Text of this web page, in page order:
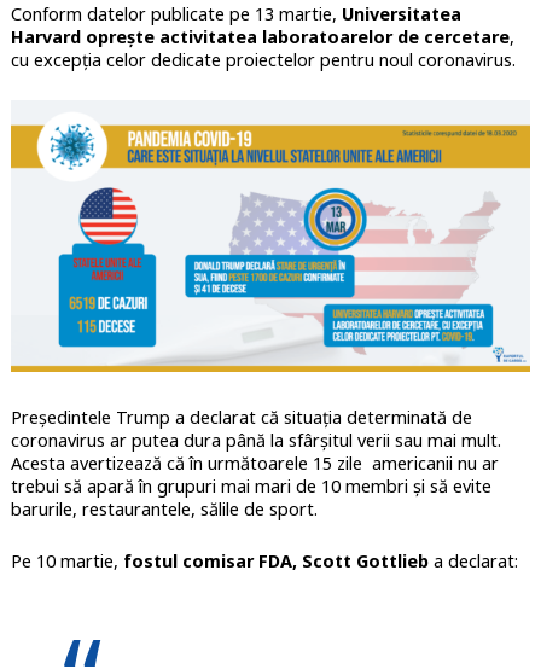
Conform datelor publicate pe 13 martie, Universitatea
Harvard oprește activitatea laboratoarelor de cercetare,
cu excepția celor dedicate proiectelor pentru noul coronavirus.
Președintele Trump a declarat că situația determinată de
coronavirus ar putea dura până la sfârșitul verii sau mai mult.
Acesta avertizează că în următoarele 15 zile americanii nu ar
trebui să apară în grupuri mai mari de 10 membri și să evite
barurile, restaurantele, sălile de sport.
Pe 10 martie, fostul comisar FDA, Scott Gottlieba declarat: